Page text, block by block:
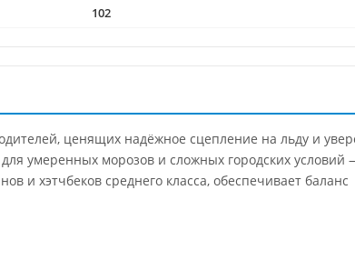
102
ценящих надёжное сцепление на льду и
умеренных морозов и сложных городских условий
и хэтчбеков среднего класса, обеспечивает баланс